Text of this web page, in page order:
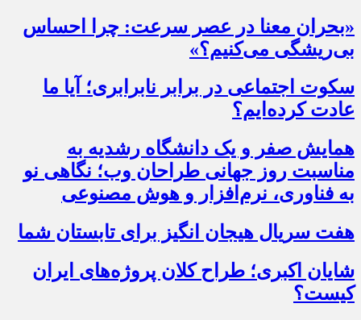
«بحران معنا در عصر سرعت: چرا احساس
بی‌ریشگی می‌کنیم؟»
سکوت اجتماعی در برابر نابرابری؛ آیا ما
عادت کرده‌ایم؟
همایش صفر و یک دانشگاه رشدیه به
مناسبت روز جهانی طراحان وب؛ نگاهی نو
به فناوری، نرم‌افزار و هوش مصنوعی
هفت سریال هیجان انگیز برای تابستان شما
شایان اکبری؛ طراح کلان پروژه‌های ایران
کیست؟